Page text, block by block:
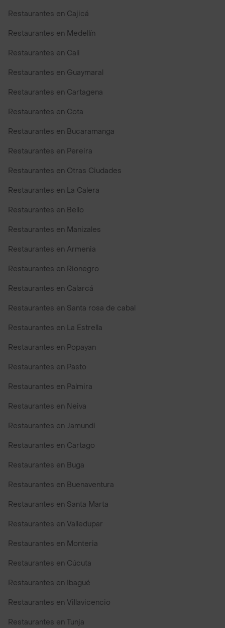
Restaurantes en Cajicá
Restaurantes en Medellín
Restaurantes en Cali
Restaurantes en Guaymaral
Restaurantes en Cartagena
Restaurantes en Cota
Restaurantes en Bucaramanga
Restaurantes en Pereira
Restaurantes en Otras Ciudades
Restaurantes en La Calera
Restaurantes en Bello
Restaurantes en Manizales
Restaurantes en Armenia
Restaurantes en Rionegro
Restaurantes en Calarcá
Restaurantes en Santa rosa de cabal
Restaurantes en La Estrella
Restaurantes en Popayan
Restaurantes en Pasto
Restaurantes en Palmira
Restaurantes en Neiva
Restaurantes en Jamundi
Restaurantes en Cartago
Restaurantes en Buga
Restaurantes en Buenaventura
Restaurantes en Santa Marta
Restaurantes en Valledupar
Restaurantes en Monteria
Restaurantes en Cúcuta
Restaurantes en Ibagué
Restaurantes en Villavicencio
Restaurantes en Tunja